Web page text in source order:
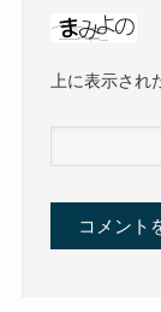
上に表示され